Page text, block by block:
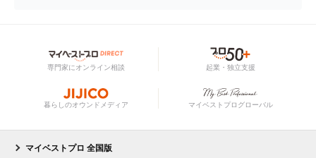
専門家にオンライン相談 起業・独立支援
暮らしのオウンドメディア マイベストプログローバル
マイベストプロ 全国版